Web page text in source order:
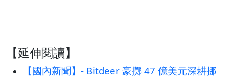
【延伸閱讀】
【國內新聞】- Bitdeer 豪擲 47 億美元深耕挪